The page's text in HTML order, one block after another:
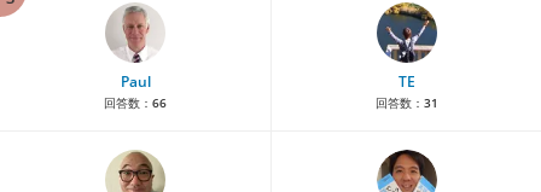
Paul
回答数： 66
TE
回答数： 31